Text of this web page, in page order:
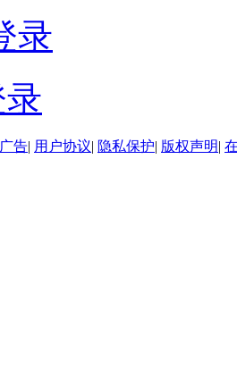
录
告| 用户协议| 隐私保护| 版权声明|